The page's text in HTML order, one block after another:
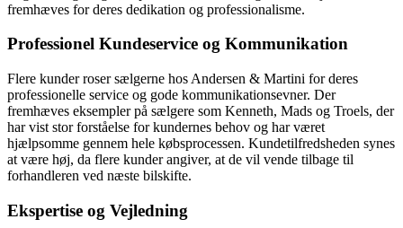
fremhæves for deres dedikation og professionalisme.
Professionel Kundeservice og Kommunikation
Flere kunder roser sælgerne hos Andersen & Martini for deres
professionelle service og gode kommunikationsevner. Der
fremhæves eksempler på sælgere som Kenneth, Mads og Troels, der
har vist stor forståelse for kundernes behov og har været
hjælpsomme gennem hele købsprocessen. Kundetilfredsheden synes
at være høj, da flere kunder angiver, at de vil vende tilbage til
forhandleren ved næste bilskifte.
Ekspertise og Vejledning